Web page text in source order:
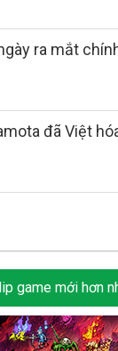
ra mắt
đã Việt
game mới hơn